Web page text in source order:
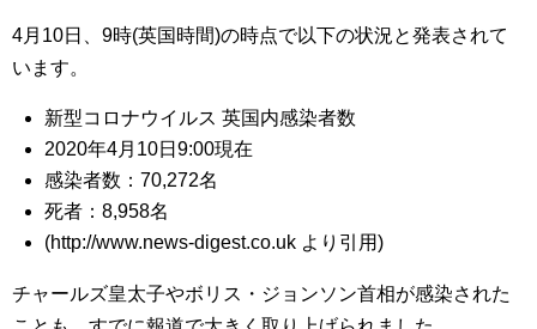
4月10日、9時(英国時間)の時点で以下の状況と発表されて
います。
新型コロナウイルス 英国内感染者数
2020年4月10日9:00現在
感染者数：70,272名
死者：8,958名
(http://www.news-digest.co.uk より引用)
チャールズ皇太子やボリス・ジョンソン首相が感染された